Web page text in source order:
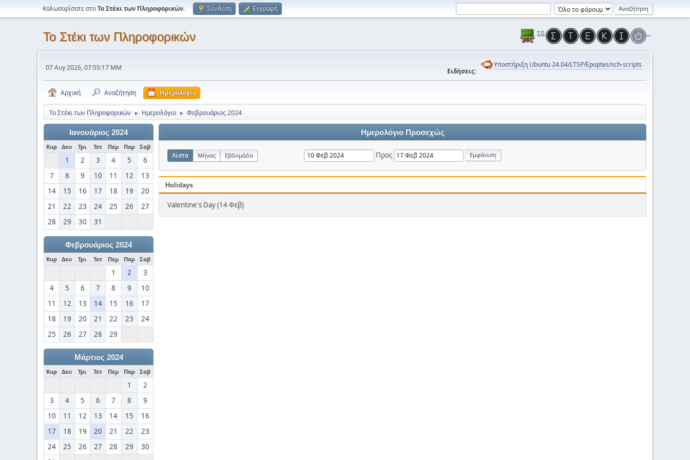
Καλωσορίσατε στοΤο Στέκι των Πληροφορικών. Σύνδεση Εγγραφή
Το Στέκι των Πληροφορικών
07 Αυγ 2026, 07:55:17 ΜΜ Ειδήσεις:
Υποστήριξη Ubuntu 24.04/LTSP/Epoptes/sch-scripts
Αρχική Αναζήτηση Ημερολόγιο
Το Στέκι των Πληροφορικών ► Ημερολόγιο ► Φεβρουάριος 2024
Ιανουάριος 2024
Κυρ Δευ Τρι Τετ Πεμ Παρ Σαβ
1 2 3 4 5
6
7
8 9 10 11 12
13
14
15 16 17 18 19
20
21
22 23 24 25 26
27
28
29 30 31
Φεβρουάριος 2024
Κυρ Δευ Τρι Τετ Πεμ Παρ Σαβ
1 2
3
4
5 6 7 8 9
10
11
12 13 14 15 16
17
18
19 20 21 22 23
24
25
26 27 28 29
Μάρτιος 2024
Κυρ Δευ Τρι Τετ Πεμ Παρ Σαβ
1
2
3
4 5 6 7 8
9
10
11 12 13 14 15
16
17
18 19 20 21 22
23
24
25 26 27 28 29
30
Ημερολόγιο Προσεχώς
Λίστα Μήνας Εβδομάδα Προς
Holidays
Valentine's Day (14 Φεβ)